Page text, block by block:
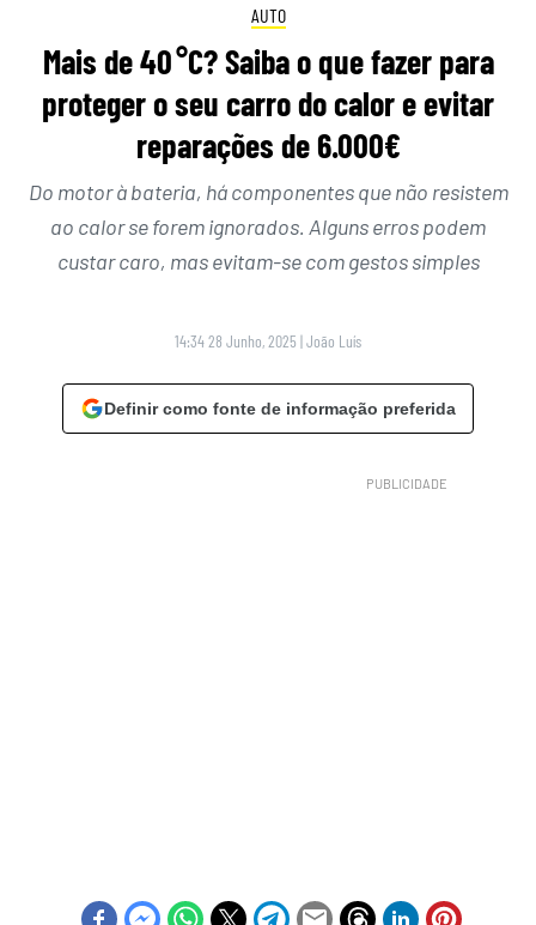
AUTO
Mais de 40 °C? Saiba o que fazer para
proteger o seu carro do calor e evitar
reparações de 6.000€
Do motor à bateria, há componentes que não resistem
ao calor se forem ignorados. Alguns erros podem
custar caro, mas evitam-se com gestos simples
14:34 28 Junho, 2025 |João Luís
Definir como fonte de informação preferida